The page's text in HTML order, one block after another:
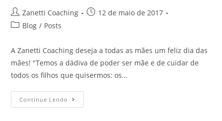
Zanetti Coaching
12 de maio de 2017
Blog / Posts
A Zanetti Coaching deseja a todas as mães um feliz dia das
mães! "Temos a dádiva de poder ser mãe e de cuidar de
todos os filhos que quisermos: os…
Continue Lendo